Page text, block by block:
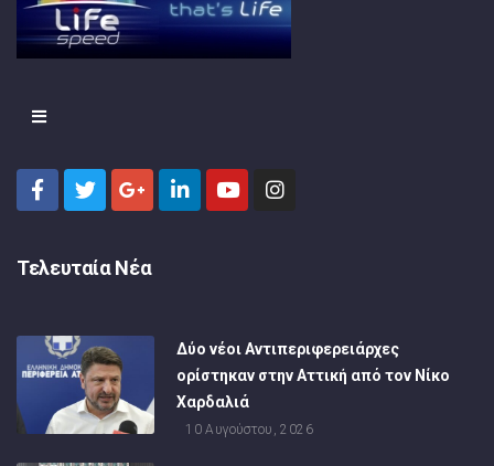
Τελευταία Νέα
Δύο νέοι Αντιπεριφερειάρχες
ορίστηκαν στην Αττική από τον Νίκο
Χαρδαλιά
10 Αυγούστου, 2026